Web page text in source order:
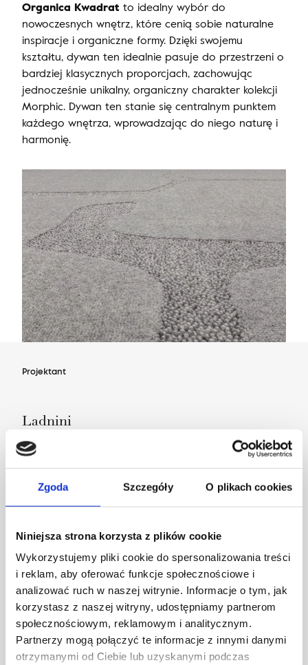
Zgoda Szczegóły O plikach cookies
Niniejsza strona korzysta z plików cookie
Wykorzystujemy pliki cookie do spersonalizowania treści
i reklam, aby oferować funkcje społecznościowe i
analizować ruch w naszej witrynie. Informacje o tym, jak
korzystasz z naszej witryny, udostępniamy partnerom
społecznościowym, reklamowym i analitycznym.
Partnerzy mogą połączyć te informacje z innymi danymi
otrzymanymi od Ciebie lub uzyskanymi podczas
Organica Kwadrat to idealny wybór do
nowoczesnych wnętrz, które cenią sobie naturalne
inspiracje i organiczne formy. Dzięki swojemu
kształtu, dywan ten idealnie pasuje do przestrzeni o
bardziej klasycznych proporcjach, zachowując
jednocześnie unikalny, organiczny charakter kolekcji
Morphic. Dywan ten stanie się centralnym punktem
każdego wnętrza, wprowadzając do niego naturę i
harmonię.
Projektant
Ladnini